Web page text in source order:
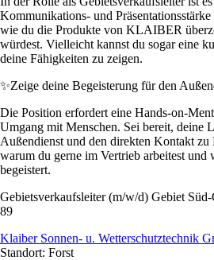
Kommunikations- und
wie du die Produkte von KLAIBER
würdest. Vielleicht kannst du sogar eine
deine Fähigkeiten zu zeigen.
✨Zeige deine Begeisterung für den
Die Position erfordert eine Hands-on-
Umgang mit Menschen. Sei bereit, deine
Außendienst und den direkten Kontakt
warum du gerne im Vertrieb arbeitest und
begeistert.
Gebietsverkaufsleiter (m/w/d) Gebiet
89
Klaiber Sonnen- u. Wetterschutztechnik
Standort: Forst